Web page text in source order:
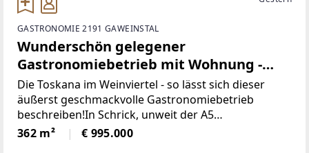
GASTRONOMIE 2191 GAWEINSTAL
Wunderschön gelegener
Gastronomiebetrieb mit Wohnung -
nutzen Sie die Chance zur
Selbständigkeit!
Die Toskana im Weinviertel - so lässt sich dieser
äußerst geschmackvolle Gastronomiebetrieb
beschreiben!In Schrick, unweit der A5
Nordautobahn, liegt dieser herrliche Betrieb, der im
Jahr 2000 neu errichtet wurde. Im Obergeschoß des
362 m² € 995.000